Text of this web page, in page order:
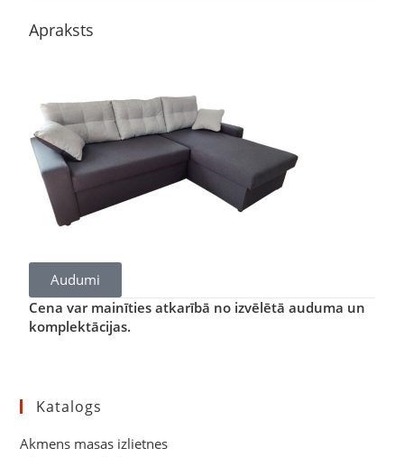
Apraksts
Audumi
Cena var mainīties atkarībā no izvēlētā auduma un
komplektācijas.
Katalogs
Akmens masas izlietnes